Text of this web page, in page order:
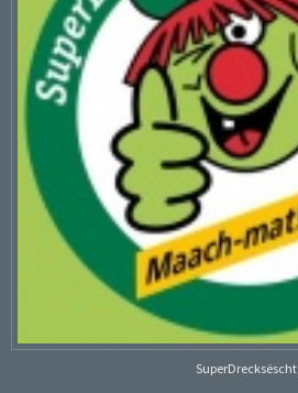
SuperDrecksëscht